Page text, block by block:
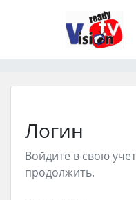
Логин
Войдите в свою
продолжить.